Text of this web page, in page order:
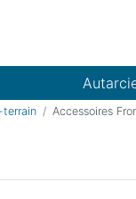
terrain Accessoires